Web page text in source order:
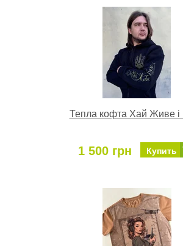
Тепла кофта Хай Живе і
1 500 грн Купить